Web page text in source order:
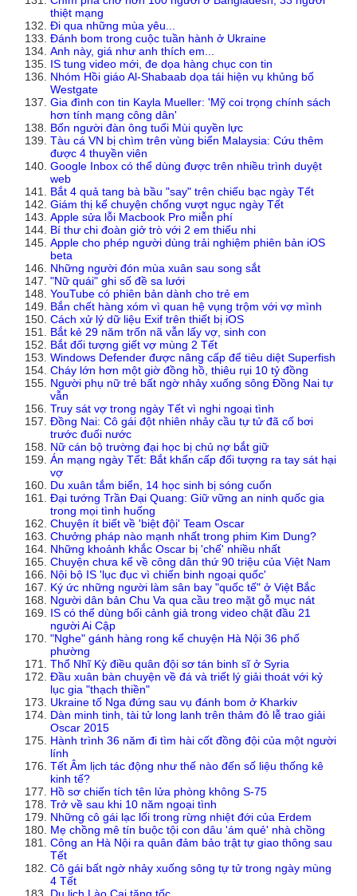
thiệt mạng
Đi qua những mùa yêu...
Đánh bom trong cuộc tuần hành ở Ukraine
Anh này, giá như anh thích em...
IS tung video mới, đe dọa hàng chục con tin
Nhóm Hồi giáo Al-Shabaab dọa tái hiện vụ khủng bố
Westgate
Gia đình con tin Kayla Mueller: 'Mỹ coi trọng chính sách
hơn tính mạng công dân'
Bốn người đàn ông tuổi Mùi quyền lực
Tàu cá VN bị chìm trên vùng biển Malaysia: Cứu thêm
được 4 thuyền viên
Google Inbox có thể dùng được trên nhiều trình duyệt
web
Bắt 4 quả tang bà bầu "say" trên chiếu bạc ngày Tết
Giám thị kể chuyện chống vượt ngục ngày Tết
Apple sửa lỗi Macbook Pro miễn phí
Bí thư chi đoàn giở trò với 2 em thiếu nhi
Apple cho phép người dùng trải nghiệm phiên bản iOS
beta
Những người đón mùa xuân sau song sắt
"Nữ quái" ghi số đề sa lưới
YouTube có phiên bản dành cho trẻ em
Bắn chết hàng xóm vì quan hệ vụng trộm với vợ mình
Cách xử lý dữ liệu Exif trên thiết bị iOS
Bắt kẻ 29 năm trốn nã vẫn lấy vợ, sinh con
Bắt đối tượng giết vợ mùng 2 Tết
Windows Defender được nâng cấp để tiêu diệt Superfish
Cháy lớn hơn một giờ đồng hồ, thiêu rụi 10 tỷ đồng
Người phụ nữ trẻ bất ngờ nhảy xuống sông Đồng Nai tự
vẫn
Truy sát vợ trong ngày Tết vì nghi ngoại tình
Đồng Nai: Cô gái đột nhiên nhảy cầu tự tử đã cố bơi
trước đuối nước
Nữ cán bộ trường đại học bị chủ nợ bắt giữ
Án mạng ngày Tết: Bắt khẩn cấp đối tượng ra tay sát hại
vợ
Du xuân tắm biển, 14 học sinh bị sóng cuốn
Đại tướng Trần Đại Quang: Giữ vững an ninh quốc gia
trong mọi tình huống
Chuyện ít biết về 'biệt đội' Team Oscar
Chưởng pháp nào mạnh nhất trong phim Kim Dung?
Những khoảnh khắc Oscar bị 'chế' nhiều nhất
Chuyện chưa kể về công dân thứ 90 triệu của Việt Nam
Nội bộ IS 'lục đục vì chiến binh ngoại quốc'
Ký ức những người làm sân bay "quốc tế" ở Việt Bắc
Người dân bản Chu Va qua cầu treo mặt gỗ mục nát
IS có thể dùng bối cảnh giả trong video chặt đầu 21
người Ai Cập
"Nghe" gánh hàng rong kể chuyện Hà Nội 36 phố
phường
Thổ Nhĩ Kỳ điều quân đội sơ tán binh sĩ ở Syria
Đầu xuân bàn chuyện về đá và triết lý giải thoát với kỷ
lục gia "thạch thiền"
Ukraine tố Nga đứng sau vụ đánh bom ở Kharkiv
Dàn minh tinh, tài tử long lanh trên thảm đỏ lễ trao giải
Oscar 2015
Hành trình 36 năm đi tìm hài cốt đồng đội của một người
lính
Tết Âm lịch tác động như thế nào đến số liệu thống kê
kinh tế?
Hồ sơ chiến tích tên lửa phòng không S-75
Trở về sau khi 10 năm ngoại tình
Những cô gái lạc lối trong rừng nhiệt đới của Erdem
Mẹ chồng mê tín buộc tội con dâu 'ám quẻ' nhà chồng
Công an Hà Nội ra quân đảm bảo trật tự giao thông sau
Tết
Cô gái bất ngờ nhảy xuống sông tự tử trong ngày mùng
4 Tết